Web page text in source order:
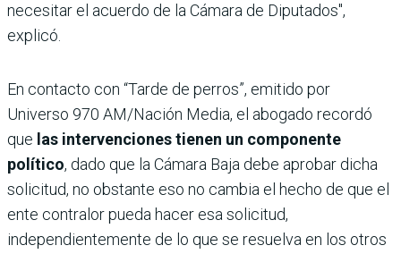
necesitar el acuerdo de la Cámara de Diputados",
explicó.
En contacto con “Tarde de perros”, emitido por
Universo 970 AM/Nación Media, el abogado recordó
que las intervenciones tienen un componente
político, dado que la Cámara Baja debe aprobar dicha
solicitud, no obstante eso no cambia el hecho de que el
ente contralor pueda hacer esa solicitud,
independientemente de lo que se resuelva en los otros